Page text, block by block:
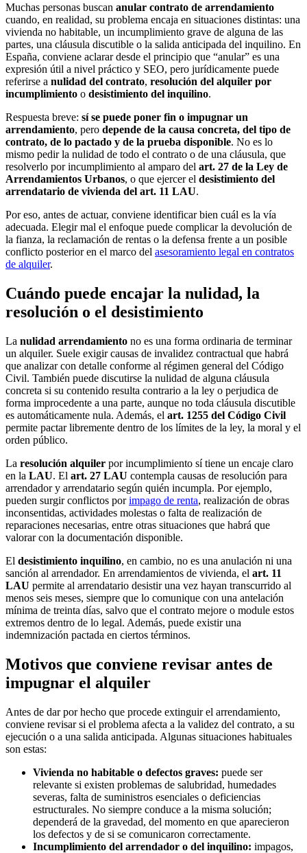
Muchas personas buscan anular contrato de arrendamiento
cuando, en realidad, su problema encaja en situaciones distintas: una
vivienda no habitable, un incumplimiento grave de alguna de las
partes, una cláusula discutible o la salida anticipada del inquilino. En
España, conviene aclarar desde el principio que “anular” es una
expresión útil a nivel práctico y SEO, pero jurídicamente puede
referirse a nulidad del contrato, resolución del alquiler por
incumplimiento o desistimiento del inquilino.
Respuesta breve: sí se puede poner fin o impugnar un
arrendamiento, pero depende de la causa concreta, del tipo de
contrato, de lo pactado y de la prueba disponible. No es lo
mismo pedir la nulidad de todo el contrato o de una cláusula, que
resolverlo por incumplimiento al amparo del art. 27 de la Ley de
Arrendamientos Urbanos, o que ejercer el desistimiento del
arrendatario de vivienda del art. 11 LAU.
Por eso, antes de actuar, conviene identificar bien cuál es la vía
adecuada. Elegir mal el enfoque puede complicar la devolución de
la fianza, la reclamación de rentas o la defensa frente a un posible
conflicto posterior en el marco del asesoramiento legal en contratos
de alquiler.
Cuándo puede encajar la nulidad, la
resolución o el desistimiento
La nulidad arrendamiento no es una forma ordinaria de terminar
un alquiler. Suele exigir causas de invalidez contractual que habrá
que analizar con detalle conforme al régimen general del Código
Civil. También puede discutirse la nulidad de alguna cláusula
concreta si su contenido resulta contrario a la ley o perjudica de
forma improcedente a una parte, aunque no toda cláusula discutible
es automáticamente nula. Además, el art. 1255 del Código Civil
permite pactar libremente dentro de los límites de la ley, la moral y el
orden público.
La resolución alquiler por incumplimiento sí tiene un encaje claro
en la LAU. El art. 27 LAU contempla causas de resolución para
arrendador y arrendatario según quién incumpla. Por ejemplo,
pueden surgir conflictos porimpago de renta, realización de obras
inconsentidas, actividades molestas o falta de realización de
reparaciones necesarias, entre otras situaciones que habrá que
valorar con la documentación disponible.
El desistimiento inquilino, en cambio, no es una anulación ni una
sanción al arrendador. En arrendamientos de vivienda, el art. 11
LAU permite al arrendatario desistir una vez hayan transcurrido al
menos seis meses, siempre que lo comunique con una antelación
mínima de treinta días, salvo que el contrato mejore o module estos
extremos dentro de lo legal. Además, puede existir una
indemnización pactada en ciertos términos.
Motivos que conviene revisar antes de
impugnar el alquiler
Antes de dar por hecho que procede extinguir el arrendamiento,
conviene revisar si el problema afecta a la validez del contrato, a su
ejecución o a una salida anticipada. Algunas situaciones habituales
son estas:
Vivienda no habitable o defectos graves: puede ser
relevante si existen problemas de salubridad, humedades
severas, falta de suministros esenciales o deficiencias
estructurales. No siempre conduce a la misma solución;
dependerá de la gravedad, del momento en que aparecieron
los defectos y de si se comunicaron correctamente.
Incumplimiento del arrendador o del inquilino: impagos,